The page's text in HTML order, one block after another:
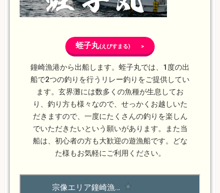
蛭子丸(えびすまる) >
鐘崎漁港から出船します。蛭子丸では、1度の出
船で2つの釣りを行うリレー釣りをご提供してい
ます。玄界灘には数多くの魚種が生息してお
り、釣り方も様々なので、せっかくお越しいた
だきますので、一度にたくさんの釣りを楽しん
でいただきたいという願いがあります。また当
船は、初心者の方も大歓迎の遊漁船です。どな
た様もお気軽にご利用ください。